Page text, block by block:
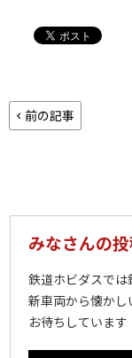
前の記事
みなさんの
鉄道ホビダスでは
新車両から懐か
お待ちしています